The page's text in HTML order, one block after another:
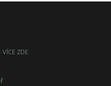
VÍCE ZDE